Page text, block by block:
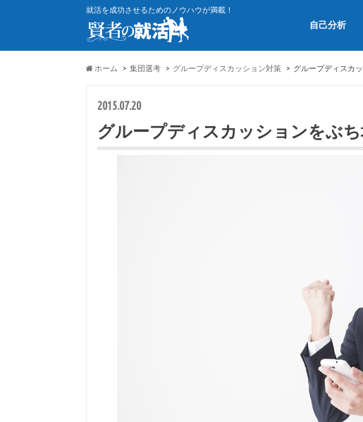
就活を成功させるためのノウハウが満載！
自己分析
ホーム 集団選考 グループディスカッション対策 グループディスカ
2015.07.20
グループディスカッションをぶ